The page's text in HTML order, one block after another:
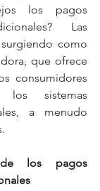
los pagos
Las
como
que ofrece
consumidores
sistemas
a menudo
de los pagos